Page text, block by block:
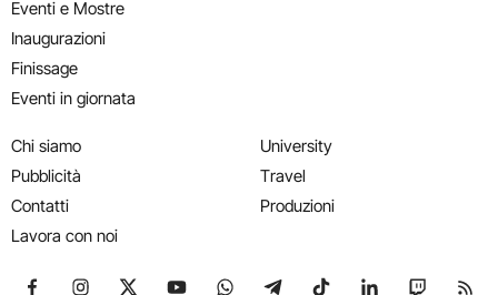
Eventi e Mostre
Inaugurazioni
Finissage
Eventi in giornata
Chi siamo
Pubblicità
Contatti
Lavora con noi
University
Travel
Produzioni
Seguici su Facebook
Seguici su Instagram
Seguici su X
Seguici su YouTube
Seguici su WhatsApp
Seguici su Telegram
Seguici su TikTok
Seguici su
Seguici